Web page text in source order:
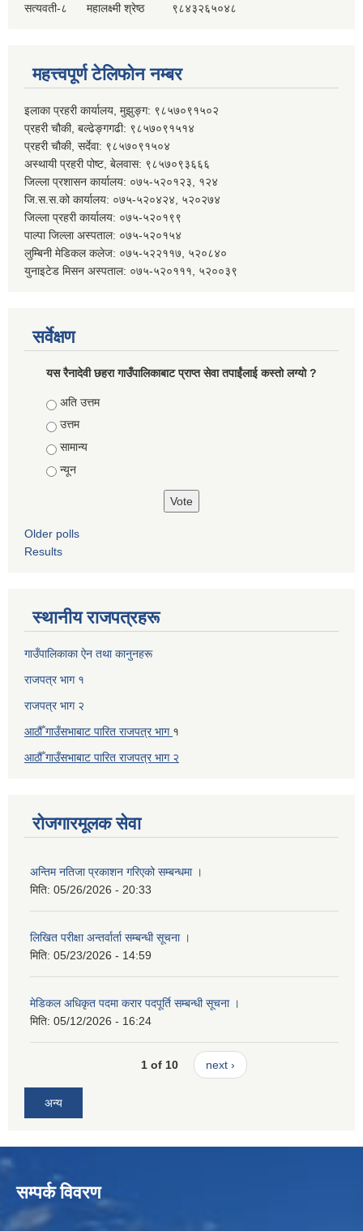
सत्यवती-८
महालक्ष्मी श्रेष्ठ ९८४३२६५०४८
महत्त्वपूर्ण टेलिफोन नम्बर
इलाका प्रहरी कार्यालय, मुझुङ्ग: ९८५७०९१५०२
प्रहरी चौकी, बल्ढेङ्गगढी: ९८५७०९१५१४
प्रहरी चौकी, सर्देवा: ९८५७०९१५०४
अस्थायी प्रहरी पोष्ट, बेलवास: ९८५७०९३६६६
जिल्ला प्रशासन कार्यालय: ०७५-५२०१२३, १२४
जि.स.स.को कार्यालय: ०७५-५२०४२४, ५२०२७४
जिल्ला प्रहरी कार्यालय: ०७५-५२०१९९
पाल्पा जिल्ला अस्पताल: ०७५-५२०१५४
लुम्बिनी मेडिकल कलेज: ०७५-५२२११७, ५२०८४०
युनाइटेड मिसन अस्पताल: ०७५-५२०१११, ५२००३९
सर्वेक्षण
यस रैनादेवी छहरा गाउँपालिकाबाट प्राप्त सेवा तपाईंलाई कस्तो लग्यो ?
Choices
अति उत्तम
उत्तम
सामान्य
न्यून
Older polls
Results
स्थानीय राजपत्रहरू
गाउँपालिकाका ऐन तथा कानुनहरू
राजपत्र भाग १
राजपत्र भाग २
आठौँ गाउँसभाबाट पारित राजपत्र भाग १
आठौँ गाउँसभाबाट पारित राजपत्र भाग २
रोजगारमूलक सेवा
अन्तिम नतिजा प्रकाशन गरिएको सम्बन्धमा ।
मिति: 05/26/2026 - 20:33
लिखित परीक्षा अन्तर्वार्ता सम्बन्धी सूचना ।
मिति: 05/23/2026 - 14:59
मेडिकल अधिकृत पदमा करार पदपूर्ति सम्बन्धी सूचना ।
मिति: 05/12/2026 - 16:24
1 of 10 next ›
अन्य
सम्पर्क विवरण